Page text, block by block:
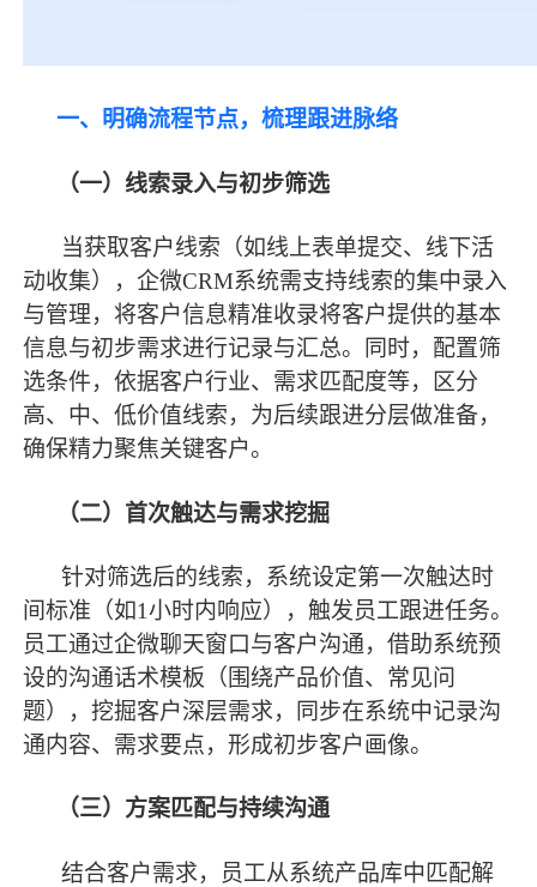
一、明确流程节点，梳理跟进脉络
（一）线索录入与初步筛选
当获取客户线索（如线上表单提交、线下活
动收集），企微CRM系统需支持线索的集中录入
与管理，将客户信息精准收录将客户提供的基本
信息与初步需求进行记录与汇总。同时，配置筛
选条件，依据客户行业、需求匹配度等，区分
高、中、低价值线索，为后续跟进分层做准备，
确保精力聚焦关键客户。
（二）首次触达与需求挖掘
针对筛选后的线索，系统设定第一次触达时
间标准（如1小时内响应），触发员工跟进任务。
员工通过企微聊天窗口与客户沟通，借助系统预
设的沟通话术模板（围绕产品价值、常见问
题），挖掘客户深层需求，同步在系统中记录沟
通内容、需求要点，形成初步客户画像。
（三）方案匹配与持续沟通
结合客户需求，员工从系统产品库中匹配解